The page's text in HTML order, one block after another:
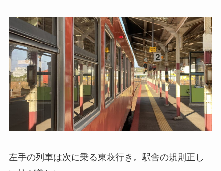
左手の列車は次に乗る東萩行き。駅舎の規則正し